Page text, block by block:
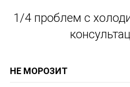
1/4 проблем с
НЕ МОРОЗИТ